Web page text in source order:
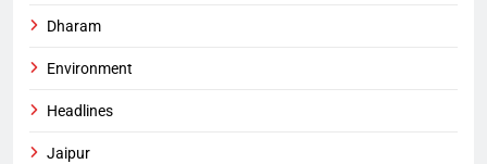
Dharam
Environment
Headlines
Jaipur